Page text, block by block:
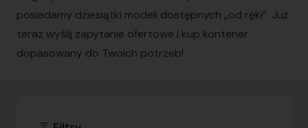
posiadamy dziesiątki modeli dostępnych „od ręki”. Już
teraz wyślij zapytanie ofertowe i kup kontener
dopasowany do Twoich potrzeb!
filter_list